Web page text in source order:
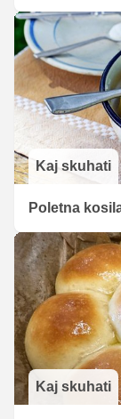
Kaj skuhati
Poletna
Kaj skuhati